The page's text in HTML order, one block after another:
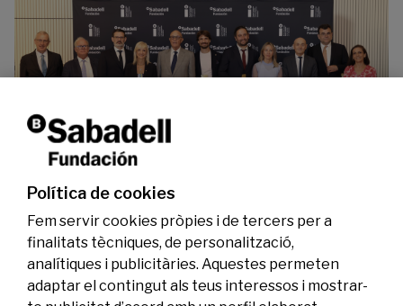
La Fundació Banc Sabadell reconeix a dos
investigadors en els àmbits de l’edició del
genoma i l’energia neta
Política de cookies
Fem servir cookies pròpies i de tercers per a
finalitats tècniques, de personalització,
analítiques i publicitàries. Aquestes permeten
adaptar el contingut als teus interessos i mostrar-